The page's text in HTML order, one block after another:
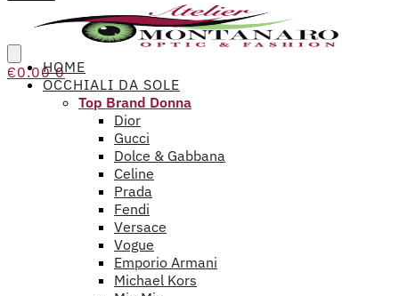
€0.00 0
HOME
OCCHIALI DA SOLE
Top Brand Donna
Dior
Gucci
Dolce & Gabbana
Celine
Prada
Fendi
Versace
Vogue
Emporio Armani
Michael Kors